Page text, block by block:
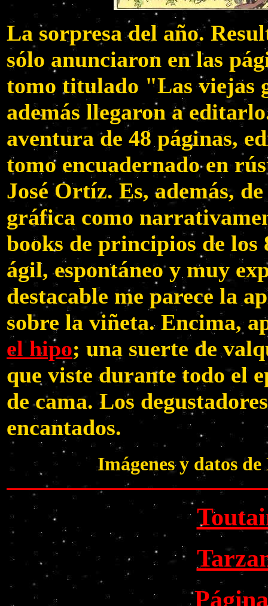
La sorpresa del año.
sólo anunciaron en las
tomo titulado "Las viejas
además llegaron a
aventura de 48 páginas,
tomo encuadernado en
José Ortíz. Es, además,
gráfica como
books de principios de
ágil, espontáneo y muy
destacable me parece la
sobre la viñeta. Encima,
el hipo; una suerte de
que viste durante todo el
de cama. Los
encantados.
Imágenes y datos